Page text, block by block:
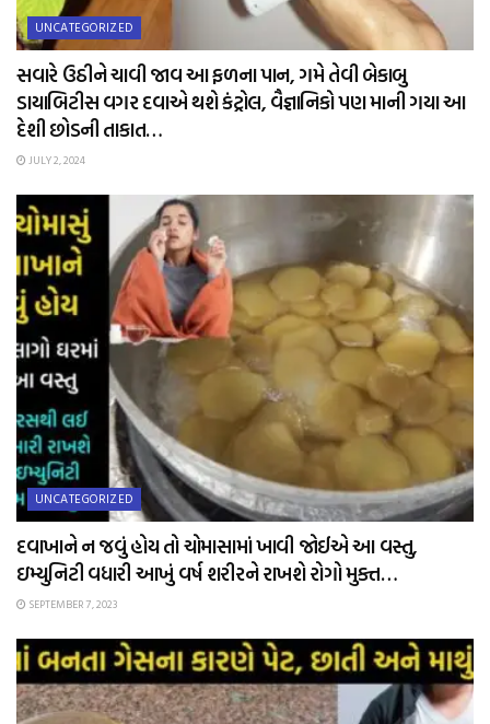
UNCATEGORIZED
સવારે ઉઠીને ચાવી જાવ આ ફળના પાન, ગમે તેવી બેકાબુ
ડાયાબિટીસ વગર દવાએ થશે કંટ્રોલ, વૈજ્ઞાનિકો પણ માની ગયા આ
દેશી છોડની તાકાત…
JULY 2, 2024
UNCATEGORIZED
દવાખાને ન જવું હોય તો ચોમાસામાં ખાવી જોઈએ આ વસ્તુ,
ઇમ્યુનિટી વધારી આખું વર્ષ શરીરને રાખશે રોગો મુક્ત…
SEPTEMBER 7, 2023